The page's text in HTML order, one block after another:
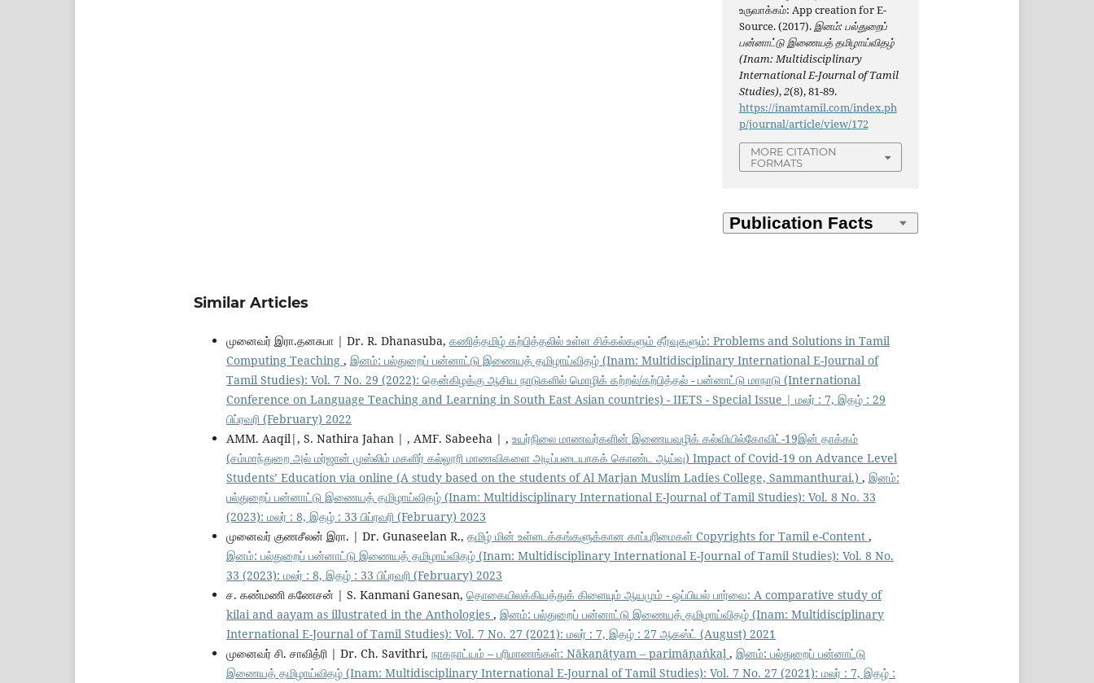
உருவாக்கம்: App creation for E-
Source. (2017).இனம்: பல்துறைப்
பன்னாட்டு இணையத் தமிழாய்விதழ்
(Inam: Multidisciplinary
International E-Journal of Tamil
Studies),2(8), 81-89.
https://inamtamil.com/index.ph
p/journal/article/view/172
MORE CITATION
FORMATS
Similar Articles
முனைவர் இரா.தனசுபா | Dr. R. Dhanasuba, கணித்தமிழ் கற்பித்தலில் உள்ள சிக்கல்களும் தீர்வுகளும்: Problems and Solutions in Tamil
Computing Teaching , இனம்: பல்துறைப் பன்னாட்டு இணையத் தமிழாய்விதழ் (Inam: Multidisciplinary International E-Journal of
Tamil Studies): Vol. 7 No. 29 (2022): தென்கிழக்கு ஆசிய நாடுகளில் மொழிக் கற்றல்/கற்பித்தல் - பன்னாட்டு மாநாடு (International
Conference on Language Teaching and Learning in South East Asian countries) - IIETS - Special Issue | மலர் : 7, இதழ் : 29
பிப்ரவரி (February) 2022
AMM. Aaqil|, S. Nathira Jahan | , AMF. Sabeeha | , உயர்நிலை மாணவர்களின் இணையவழிக் கல்வியில்கோவிட்-19இன் தாக்கம்
(சம்மாந்துறை அல் மர்ஜான் முஸ்லிம் மகளிர் கல்லூரி மாணவிகளை அடிப்படையாகக் கொண்ட ஆய்வு) Impact of Covid-19 on Advance Level
Students’ Education via online (A study based on the students of Al Marjan Muslim Ladies College, Sammanthurai.) , இனம்:
பல்துறைப் பன்னாட்டு இணையத் தமிழாய்விதழ் (Inam: Multidisciplinary International E-Journal of Tamil Studies): Vol. 8 No. 33
(2023): மலர் : 8, இதழ் : 33 பிப்ரவரி (February) 2023
முனைவர் குணசீலன் இரா. | Dr. Gunaseelan R., தமிழ் மின் உள்ளடக்கங்களுக்கான காப்புரிமைகள் Copyrights for Tamil e-Content ,
இனம்: பல்துறைப் பன்னாட்டு இணையத் தமிழாய்விதழ் (Inam: Multidisciplinary International E-Journal of Tamil Studies): Vol. 8 No.
33 (2023): மலர் : 8, இதழ் : 33 பிப்ரவரி (February) 2023
ச. கண்மணி கணேசன் | S. Kanmani Ganesan, தொகையிலக்கியத்துக் கிளையும் ஆயமும் - ஒப்பியல் பார்வை: A comparative study of
kilai and aayam as illustrated in the Anthologies , இனம்: பல்துறைப் பன்னாட்டு இணையத் தமிழாய்விதழ் (Inam: Multidisciplinary
International E-Journal of Tamil Studies): Vol. 7 No. 27 (2021): மலர் : 7, இதழ் : 27 ஆகஸ்ட் (August) 2021
முனைவர் சி. சாவித்ரி | Dr. Ch. Savithri, நாகநாட்யம் – பரிமாணங்கள்: Nākanāṭyam – parimāṇaṅkaḷ , இனம்: பல்துறைப் பன்னாட்டு
இணையத் தமிழாய்விதழ் (Inam: Multidisciplinary International E-Journal of Tamil Studies): Vol. 7 No. 27 (2021): மலர் : 7, இதழ் :